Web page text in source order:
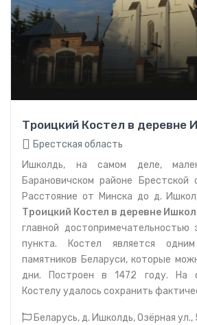
Троицкий Костел в деревне
Брестская область
Ишколдь, на самом деле,
Барановичском районе Брестской
Расстояние от Минска до д.
Троицкий Костел в деревне
главной достопримечательностью
пункта. Костел является
памятников Беларуси, которые
дни. Построен в 1472 году. На
Костелу удалось сохранить
Беларусь, д. Ишколдь, Озёрная ул.,